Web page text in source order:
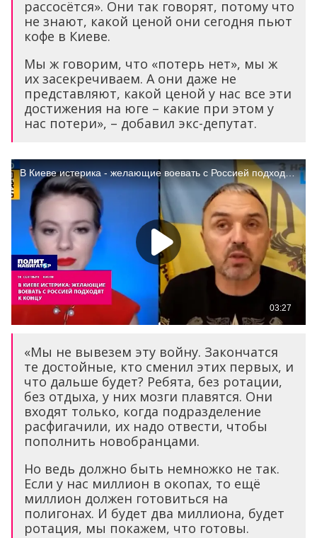
рассосётся». Они так говорят, потому что
не знают, какой ценой они сегодня пьют
кофе в Киеве.
Мы ж говорим, что «потерь нет», мы ж
их засекречиваем. А они даже не
представляют, какой ценой у нас все эти
достижения на юге – какие при этом у
нас потери», – добавил экс-депутат.
«Мы не вывезем эту войну. Закончатся
те достойные, кто сменил этих первых, и
что дальше будет? Ребята, без ротации,
без отдыха, у них мозги плавятся. Они
входят только, когда подразделение
расфигачили, их надо отвести, чтобы
пополнить новобранцами.
Но ведь должно быть немножко не так.
Если у нас миллион в окопах, то ещё
миллион должен готовиться на
полигонах. И будет два миллиона, будет
ротация, мы покажем, что готовы.